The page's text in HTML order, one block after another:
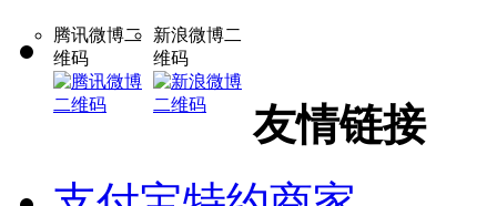
腾讯微博二
维码
新浪微博二
维码
友情链接